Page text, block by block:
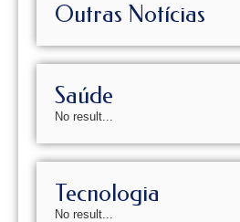
Outras Notícias
Saúde
No result...
Tecnologia
No result...